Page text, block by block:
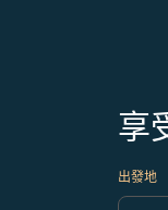
享
出發地